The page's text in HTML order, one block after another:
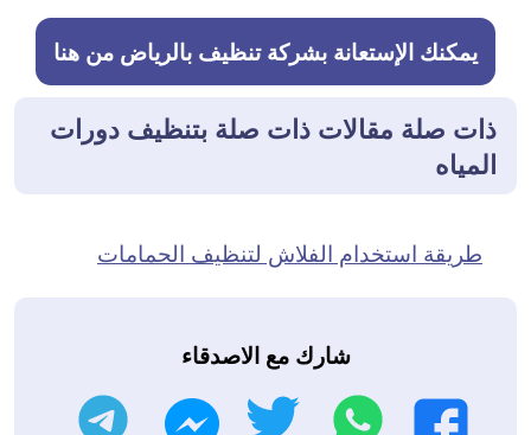
يمكنك الإستعانة بشركة تنظيف بالرياض من هنا
ذات صلة مقالات ذات صلة بتنظيف دورات
المياه
طريقة استخدام الفلاش لتنظيف الحمامات
شارك مع الاصدقاء
فيسبوك
واتساب تويتر ماسنجر